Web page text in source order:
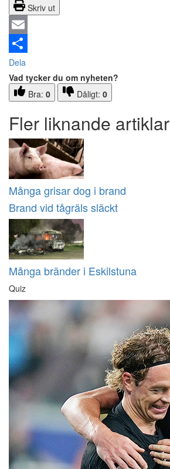
Skriv ut
Email
Dela
Vad tycker du om nyheten?
Bra: 0 Dåligt: 0
Fler liknande artiklar
Många grisar dog i brand
Brand vid tågräls släckt
Många bränder i Eskilstuna
Quiz